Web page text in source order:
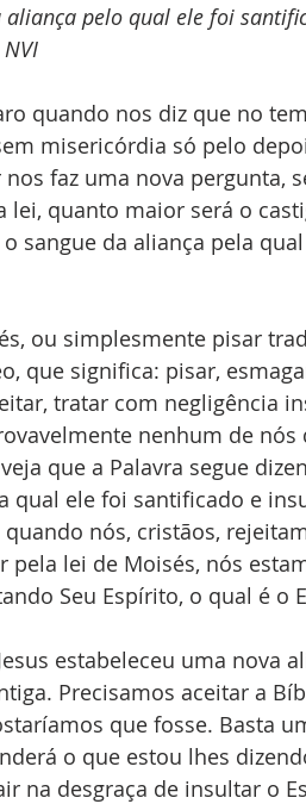
aliança pelo qual ele foi
quando nos diz que no
misericórdia só pelo
faz uma nova pergunta,
lei, quanto maior será o
sangue da aliança pela
ou simplesmente pisar
que significa: pisar,
tratar com negligência
nenhum de nós
que a Palavra segue
qual ele foi santificado e
nós, cristãos,
lei de Moisés, nós
Seu Espírito, o qual é o
estabeleceu uma nova
Precisamos aceitar a
que fosse. Basta
o que estou lhes
na desgraça de insultar o